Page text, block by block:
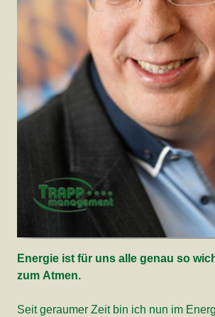
Energie ist für uns alle genau so
zum Atmen.
Seit geraumer Zeit bin ich nun im